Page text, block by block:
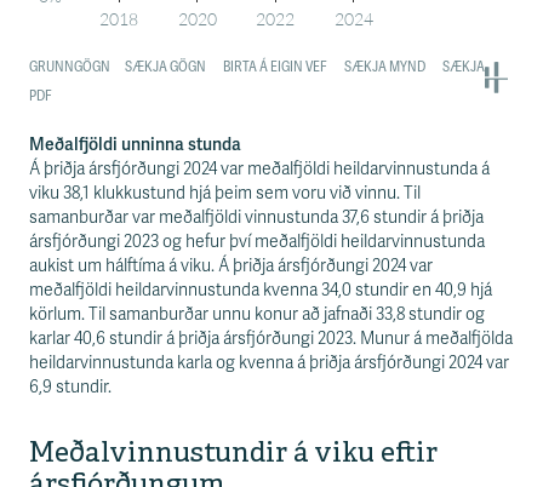
Meðalfjöldi unninna stunda
Á þriðja ársfjórðungi 2024 var meðalfjöldi heildarvinnustunda á
viku 38,1 klukkustund hjá þeim sem voru við vinnu. Til
samanburðar var meðalfjöldi vinnustunda 37,6 stundir á þriðja
ársfjórðungi 2023 og hefur því meðalfjöldi heildarvinnustunda
aukist um hálftíma á viku. Á þriðja ársfjórðungi 2024 var
meðalfjöldi heildarvinnustunda kvenna 34,0 stundir en 40,9 hjá
körlum. Til samanburðar unnu konur að jafnaði 33,8 stundir og
karlar 40,6 stundir á þriðja ársfjórðungi 2023. Munur á meðalfjölda
heildarvinnustunda karla og kvenna á þriðja ársfjórðungi 2024 var
6,9 stundir.